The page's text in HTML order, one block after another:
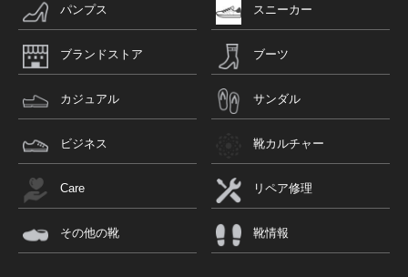
パンプス スニーカー
ブランドストア ブーツ
カジュアル サンダル
ビジネス 靴カルチャー
Care リペア修理
その他の靴 靴情報